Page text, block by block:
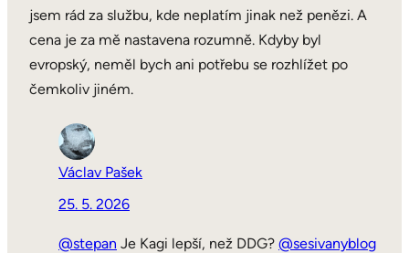
jsem rád za službu, kde neplatím jinak než penězi. A
cena je za mě nastavena rozumně. Kdyby byl
evropský, neměl bych ani potřebu se rozhlížet po
čemkoliv jiném.
Václav Pašek
25. 5. 2026
@stepan Je Kagi lepší, než DDG? @sesivanyblog